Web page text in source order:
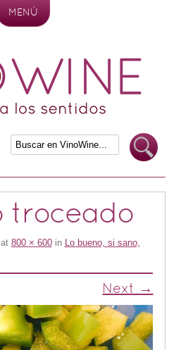
MENÚ
troceado
800 × 600in Lo bueno, si sano,
Next →